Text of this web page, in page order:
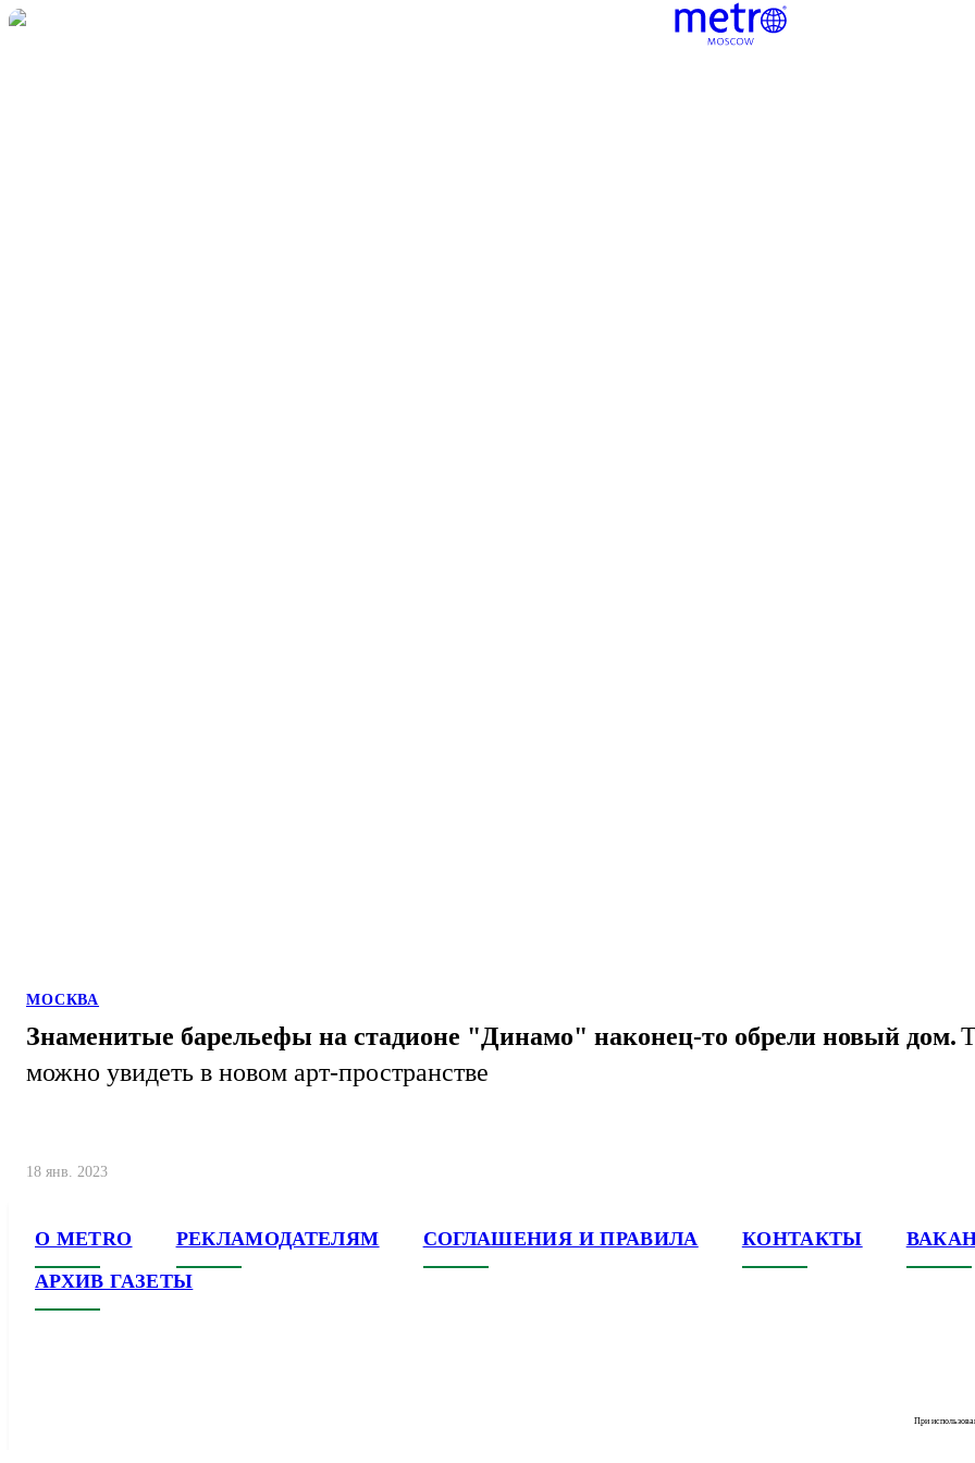
МОСКВА
Знаменитые барельефы на стадионе "Динамо" наконец-то обрели новый дом.
можно увидеть в новом арт-пространстве
18 янв. 2023
О METRO РЕКЛАМОДАТЕЛЯМ СОГЛАШЕНИЯ И ПРАВИЛА КОНТАКТЫ
АРХИВ ГАЗЕТЫ
При